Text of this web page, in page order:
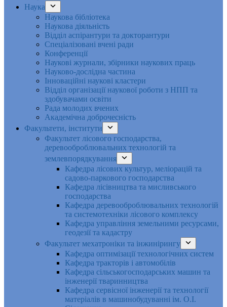
Наука
Наукова бібліотека
Наукова діяльність
Відділ аспірантури та докторантури
Спеціалізовані вчені ради
Конференції
Наукові журнали, збірники наукових праць
Науково-дослідна частина
Інноваційні наукові кластери
Відділ організації наукової роботи з НПП та
здобувачами освіти
Рада молодих вчених
Академічна доброчесність
Факультети, інститути
Факультет лісового господарства,
деревооброблювальних технологій та
землевпорядкування
Кафедра лісових культур, меліорацій та
садово-паркового господарства
Кафедра лісівництва та мисливського
господарства
Кафедра деревооброблювальних технологій
та системотехніки лісового комплексу
Кафедра управління земельними ресурсами,
геодезії та кадастру
Факультет мехатроніки та інжинірингу
Кафедра оптимізації технологічних систем
Кафедра тракторів і автомобілів
Кафедра сільськогосподарських машин та
інженерії тваринництва
Кафедра cервісної інженерії та технології
матеріалів в машинобудуванні ім. О.І.